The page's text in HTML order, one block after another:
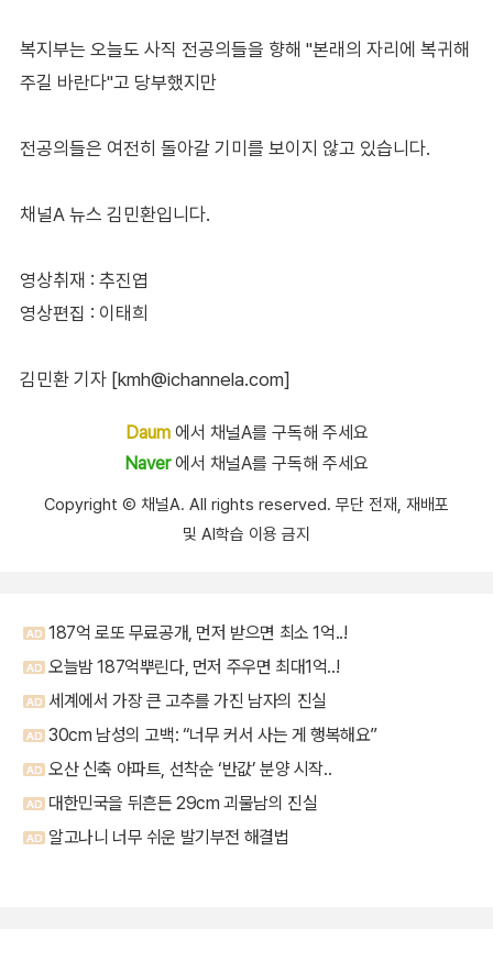
복지부는 오늘도 사직 전공의들을 향해 "본래의 자리에 복귀해
주길 바란다"고 당부했지만
전공의들은 여전히 돌아갈 기미를 보이지 않고 있습니다.
채널A 뉴스 김민환입니다.
영상취재 : 추진엽
영상편집 : 이태희
김민환 기자 [kmh@ichannela.com]
Daum에서 채널A를 구독해 주세요
Naver에서 채널A를 구독해 주세요
Copyright Ⓒ 채널A. All rights reserved. 무단 전재, 재배포
및 AI학습 이용 금지